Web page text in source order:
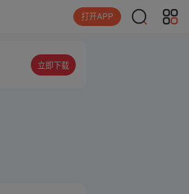
打开APP
立即下载